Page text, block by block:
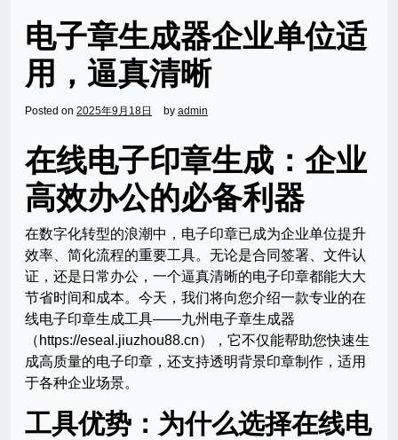
电子章生成器企业单位适
用，逼真清晰
Posted on 2025年9月18日 by admin
在线电子印章生成：企业
高效办公的必备利器
在数字化转型的浪潮中，电子印章已成为企业单位提升
效率、简化流程的重要工具。无论是合同签署、文件认
证，还是日常办公，一个逼真清晰的电子印章都能大大
节省时间和成本。今天，我们将向您介绍一款专业的在
线电子印章生成工具——九州电子章生成器
（https://eseal.jiuzhou88.cn），它不仅能帮助您快速生
成高质量的电子印章，还支持透明背景印章制作，适用
于各种企业场景。
工具优势：为什么选择在线电